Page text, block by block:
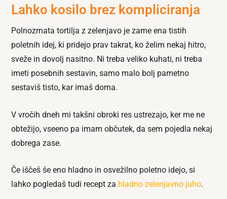
Lahko kosilo brez kompliciranja
Polnozrnata tortilja z zelenjavo je zame ena tistih
poletnih idej, ki pridejo prav takrat, ko želim nekaj hitro,
sveže in dovolj nasitno. Ni treba veliko kuhati, ni treba
imeti posebnih sestavin, samo malo bolj pametno
sestaviš tisto, kar imaš doma.
V vročih dneh mi takšni obroki res ustrezajo, ker me ne
obtežijo, vseeno pa imam občutek, da sem pojedla nekaj
dobrega zase.
Če iščeš še eno hladno in osvežilno poletno idejo, si
lahko pogledaš tudi recept za hladno zelenjavno juho.